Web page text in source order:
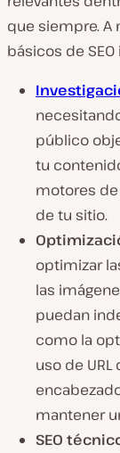
que siempre.
básicos de
público
tu
motores
de tu sitio.
optimizar
las
puedan
como la
uso de
mantener
SEO